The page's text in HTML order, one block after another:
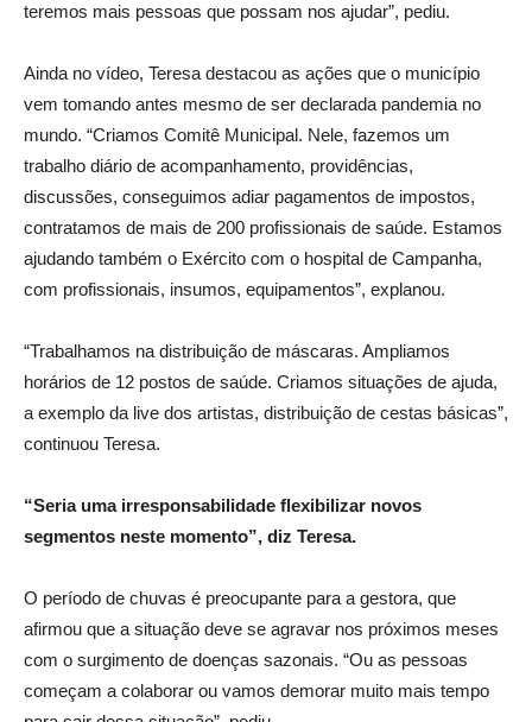
teremos mais pessoas que possam nos ajudar”, pediu.
Ainda no vídeo, Teresa destacou as ações que o município
vem tomando antes mesmo de ser declarada pandemia no
mundo. “Criamos Comitê Municipal. Nele, fazemos um
trabalho diário de acompanhamento, providências,
discussões, conseguimos adiar pagamentos de impostos,
contratamos de mais de 200 profissionais de saúde. Estamos
ajudando também o Exército com o hospital de Campanha,
com profissionais, insumos, equipamentos”, explanou.
“Trabalhamos na distribuição de máscaras. Ampliamos
horários de 12 postos de saúde. Criamos situações de ajuda,
a exemplo da live dos artistas, distribuição de cestas básicas”,
continuou Teresa.
“Seria uma irresponsabilidade flexibilizar novos
segmentos neste momento”, diz Teresa.
O período de chuvas é preocupante para a gestora, que
afirmou que a situação deve se agravar nos próximos meses
com o surgimento de doenças sazonais. “Ou as pessoas
começam a colaborar ou vamos demorar muito mais tempo